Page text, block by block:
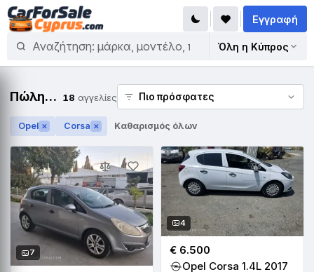
Όλη η Κύπρος
Εγγραφή
Πώληση Opel Corsa 18 αγγελίες
Opel ✕ Corsa ✕ Καθαρισμός όλων
7
4
€ 6.500
Opel Corsa 1.4L 2017